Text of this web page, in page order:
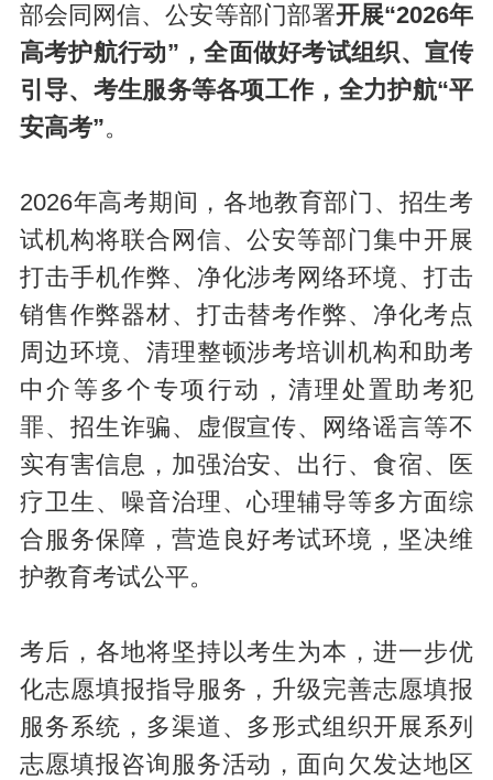
部会同网信、公安等部门部署开展“2026年
高考护航行动”，全面做好考试组织、宣传
引导、考生服务等各项工作，全力护航“平
安高考”。
2026年高考期间，各地教育部门、招生考
试机构将联合网信、公安等部门集中开展
打击手机作弊、净化涉考网络环境、打击
销售作弊器材、打击替考作弊、净化考点
周边环境、清理整顿涉考培训机构和助考
中介等多个专项行动，清理处置助考犯
罪、招生诈骗、虚假宣传、网络谣言等不
实有害信息，加强治安、出行、食宿、医
疗卫生、噪音治理、心理辅导等多方面综
合服务保障，营造良好考试环境，坚决维
护教育考试公平。
考后，各地将坚持以考生为本，进一步优
化志愿填报指导服务，升级完善志愿填报
服务系统，多渠道、多形式组织开展系列
志愿填报咨询服务活动，面向欠发达地区